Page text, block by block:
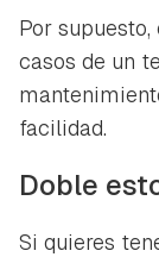
Por
casos de un
facilidad.
Doble
Si quieres